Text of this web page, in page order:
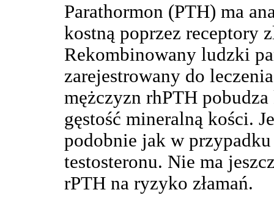
Parathormon (PTH) ma
kostną poprzez receptory
Rekombinowany ludzki
zarejestrowany do
mężczyzn rhPTH
gęstość mineralną kości.
podobnie jak w
testosteronu. Nie ma
rPTH na ryzyko złamań.